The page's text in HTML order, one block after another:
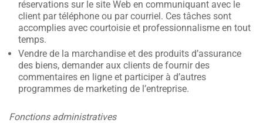
réservations sur le site Web en communiquant avec le
client par téléphone ou par courriel. Ces tâches sont
accomplies avec courtoisie et professionnalisme en tout
temps.
Vendre de la marchandise et des produits d’assurance
des biens, demander aux clients de fournir des
commentaires en ligne et participer à d’autres
programmes de marketing de l’entreprise.
Fonctions administratives